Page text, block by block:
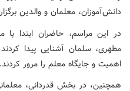
دانش‌آموزان، معلمان و والدین
در این مراسم، حاضران ابتدا
مطهری، سلمان آشنایی پیدا
اهمیت و جایگاه معلم را مرور کردند.
همچنین، در بخش قدردانی،